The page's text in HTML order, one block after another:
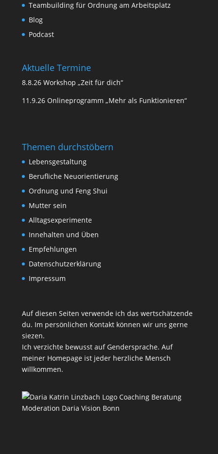
Teambuilding für Ordnung am Arbeitsplatz
Blog
Podcast
Aktuelle Termine
8.8.26 Workshop „Zeit für dich“
11.9.26 Onlineprogramm „Mehr als Funktionieren“
Themen durchstöbern
Lebensgestaltung
Berufliche Neuorientierung
Ordnung und Feng Shui
Mutter sein
Alltagsexperimente
Innehalten und Üben
Empfehlungen
Datenschutzerklärung
Impressum
Auf diesen Seiten verwende ich das wertschätzende
du. Im persönlichen Kontakt können wir uns gerne
siezen.
Ich verzichte bewusst auf Gendersprache. Auf
meiner Homepage ist jeder herzliche Mensch
willkommen.